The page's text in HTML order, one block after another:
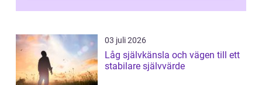
läknings...
03 juli 2026
Låg självkänsla och vägen till ett
stabilare självvärde